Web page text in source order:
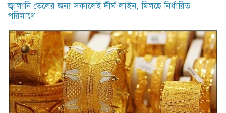
জ্বালানি তেলের জন্য সকালেই দীর্ঘ লাইন, মিলছে নির্ধারিত
পরিমাণে